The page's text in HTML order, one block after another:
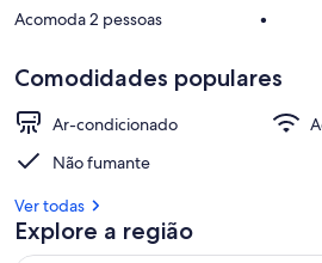
Acomoda 2 pessoas •
Comodidades populares
Ar-condicionado
Não fumante
Ver todas
Explore a região